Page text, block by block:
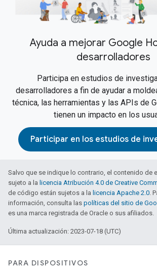
Ayuda a mejorar Google
desarrolladores
Participa en estudios de
desarrolladores a fin de ayudar a
técnica, las herramientas y las APIs de
tienen un impacto en los
Participar en los estudios de
Salvo que se indique lo contrario, el contenido de
sujeto a la licencia Atribución 4.0 de Creative
de código están sujetos a la licencia Apache 2.0 .
información, consulta las políticas del sitio de
es una marca registrada de Oracle o sus afiliados.
Última actualización: 2023-07-18 (UTC)
PARA DISPOSITIVOS